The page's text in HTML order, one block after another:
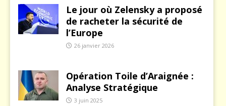
Le jour où Zelensky a proposé
de racheter la sécurité de
l’Europe
26 janvier 2026
Opération Toile d’Araignée :
Analyse Stratégique
3 juin 2025